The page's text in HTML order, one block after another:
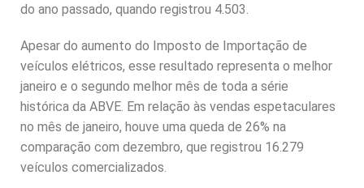
do ano passado, quando registrou 4.503.
Apesar do aumento do Imposto de Importação de
veículos elétricos, esse resultado representa o melhor
janeiro e o segundo melhor mês de toda a série
histórica da ABVE. Em relação às vendas espetaculares
no mês de janeiro, houve uma queda de 26% na
comparação com dezembro, que registrou 16.279
veículos comercializados.